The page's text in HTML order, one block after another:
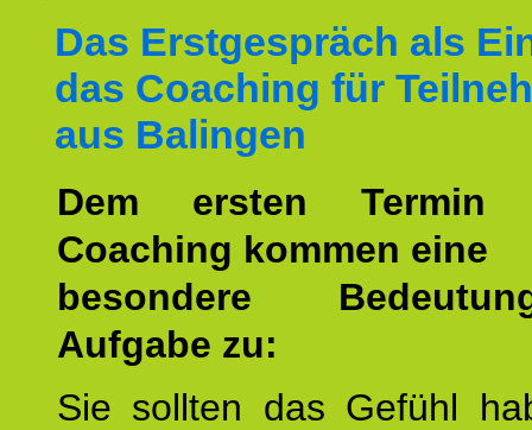
Das Erstgespräch als
das Coaching für
aus Balingen
Dem ersten
Coaching kommen eine
besondere
Aufgabe zu:
Sie sollten das Gefühl